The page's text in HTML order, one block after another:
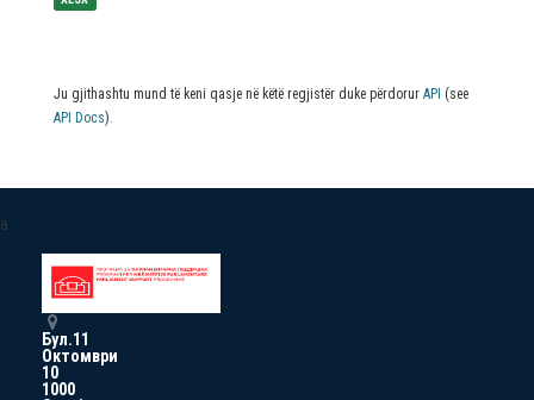
Ju gjithashtu mund të keni qasje në këtë regjistër duke përdorur API (see
API Docs).
a
Бул.11
Октомври
10
1000